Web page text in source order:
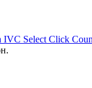
IVC Select Click